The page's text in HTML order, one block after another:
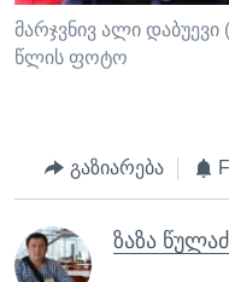
მარჯვნივ ალი დაბუევი
წლის ფოტო
გაზიარება
ზაზა